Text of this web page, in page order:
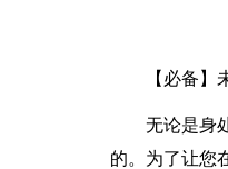
【必备】
无论是身
的。为了让您